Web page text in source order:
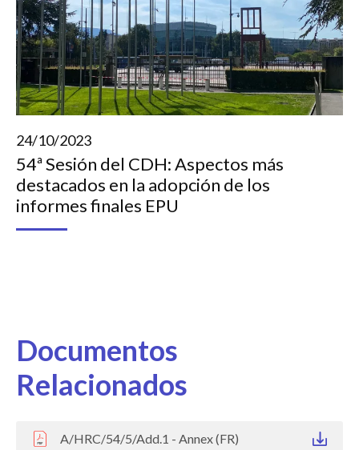
24/10/2023
54ª Sesión del CDH: Aspectos más
destacados en la adopción de los
informes finales EPU
Documentos
Relacionados
A/HRC/54/5/Add.1 - Annex (FR)